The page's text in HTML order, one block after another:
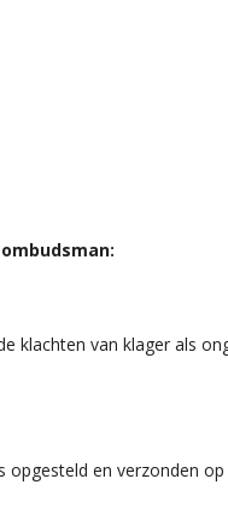
klachten van klager als
opgesteld en verzonden